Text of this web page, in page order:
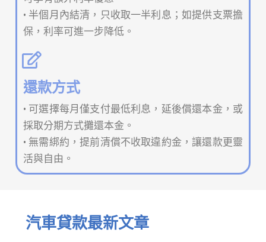
• 半個月內結清，只收取一半利息；如提供支票擔
保，利率可進一步降低。
還款方式
• 可選擇每月僅支付最低利息，延後償還本金，或
採取分期方式攤還本金。
• 無需綁約，提前清償不收取違約金，讓還款更靈
活與自由。
汽車貸款最新文章